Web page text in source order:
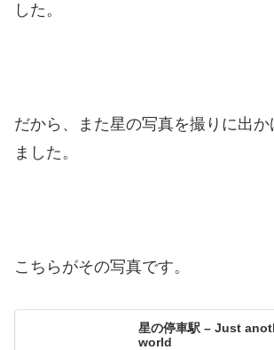
した。
だから、また星の写真を撮りに出か
ました。
こちらがその写真です。
星の停車駅 – Just
world